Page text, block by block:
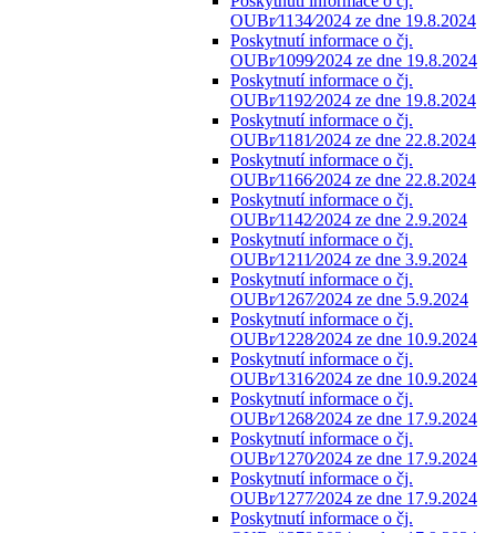
OUBr⁄1134⁄2024 ze dne 19.8.2024
Poskytnutí informace o čj.
OUBr⁄1099⁄2024 ze dne 19.8.2024
Poskytnutí informace o čj.
OUBr⁄1192⁄2024 ze dne 19.8.2024
Poskytnutí informace o čj.
OUBr⁄1181⁄2024 ze dne 22.8.2024
Poskytnutí informace o čj.
OUBr⁄1166⁄2024 ze dne 22.8.2024
Poskytnutí informace o čj.
OUBr⁄1142⁄2024 ze dne 2.9.2024
Poskytnutí informace o čj.
OUBr⁄1211⁄2024 ze dne 3.9.2024
Poskytnutí informace o čj.
OUBr⁄1267⁄2024 ze dne 5.9.2024
Poskytnutí informace o čj.
OUBr⁄1228⁄2024 ze dne 10.9.2024
Poskytnutí informace o čj.
OUBr⁄1316⁄2024 ze dne 10.9.2024
Poskytnutí informace o čj.
OUBr⁄1268⁄2024 ze dne 17.9.2024
Poskytnutí informace o čj.
OUBr⁄1270⁄2024 ze dne 17.9.2024
Poskytnutí informace o čj.
OUBr⁄1277⁄2024 ze dne 17.9.2024
Poskytnutí informace o čj.